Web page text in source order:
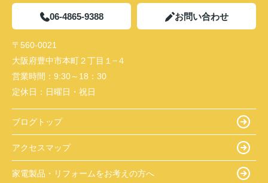
06-4865-9388 お問い合わせ
〒560-0021
大阪府豊中市本町２丁目１−４
営業時間： 9:30～18：30
定休日： 日曜日・祝日
ブログトップ
アクセスマップ
家電製品・リフォームをお考えの方へ